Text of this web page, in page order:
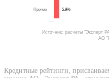
5.9%
Прочее
Источник: расчеты "Эксперт
АО
Кредитные рейтинги,